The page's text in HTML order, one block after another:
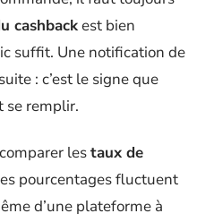
cashbackest bien
suffit. Une notification de
: c’est le signe que
se remplir.
lestaux de
pourcentages fluctuent
d’une plateforme à